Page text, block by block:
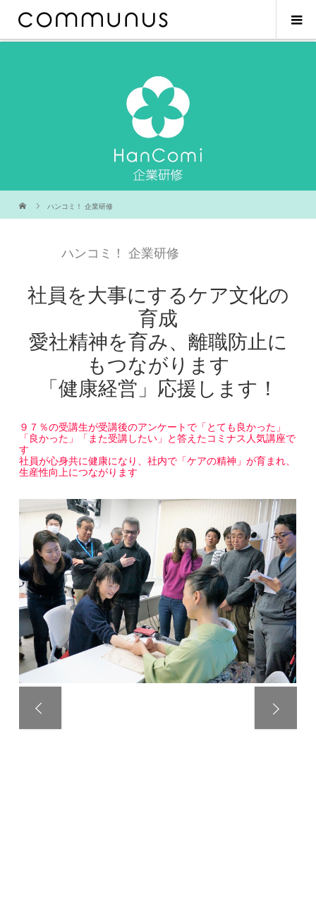
ハンコミ！ 企業研修
ハンコミ！ 企業研修
社員を大事にするケア文化の
育成
愛社精神を育み、離職防止に
もつながります
「健康経営」応援します！
９７％の受講生が受講後のアンケートで「とても良かった」
「良かった」「また受講したい」と答えたコミナス人気講座で
す
社員が心身共に健康になり、社内で「ケアの精神」が育まれ、
生産性向上につながります